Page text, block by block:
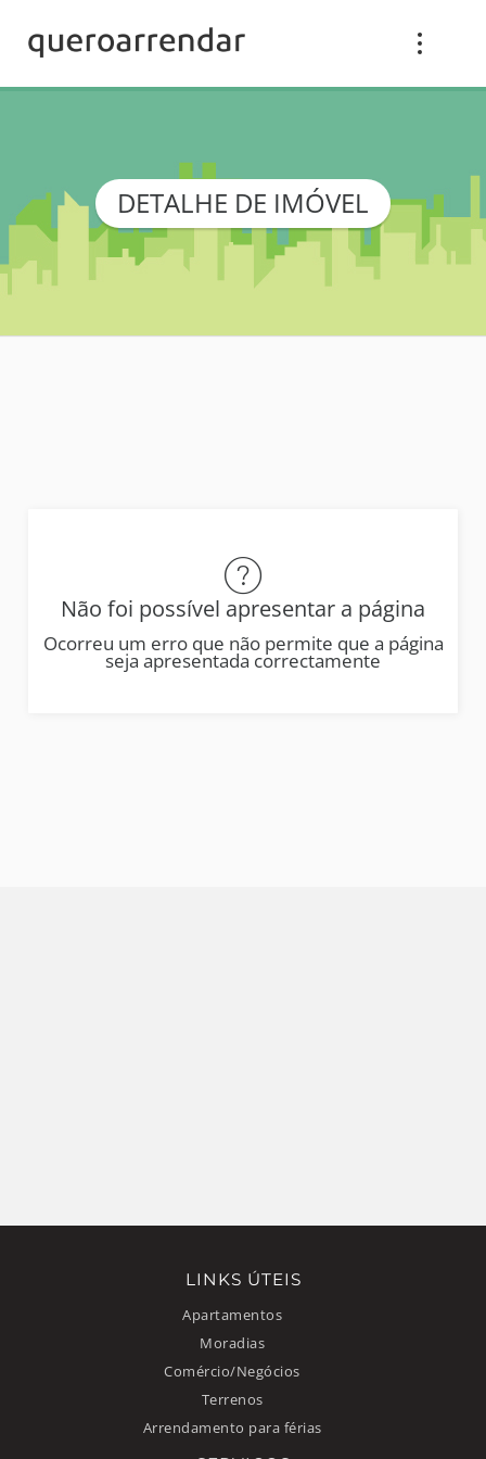
DETALHE DE IMÓVEL
Não foi possível apresentar a página
Ocorreu um erro que não permite que a página
seja apresentada correctamente
LINKS ÚTEIS
Apartamentos
Moradias
Comércio/Negócios
Terrenos
Arrendamento para férias